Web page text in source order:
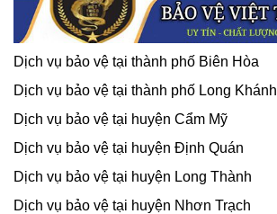
Dịch vụ bảo vệ tại thành phố Biên Hòa
Dịch vụ bảo vệ tại thành phố Long Khánh
Dịch vụ bảo vệ tại huyện Cẩm Mỹ
Dịch vụ bảo vệ tại huyện Định Quán
Dịch vụ bảo vệ tại huyện Long Thành
Dịch vụ bảo vệ tại huyện Nhơn Trạch